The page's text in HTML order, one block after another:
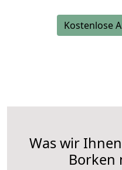
Kostenlose
Was wir
Borken